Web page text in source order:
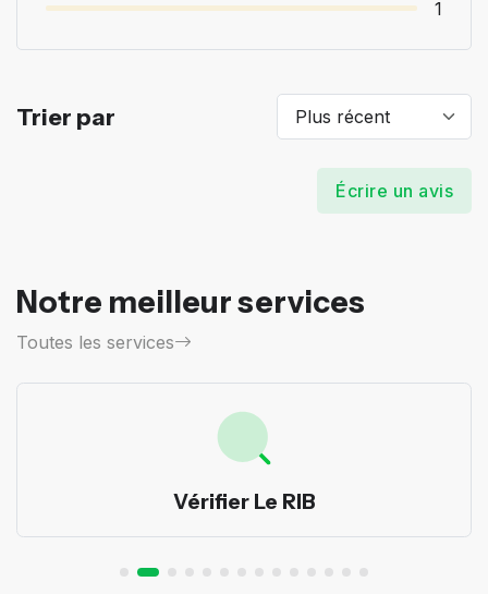
1
Trier par
Écrire un avis
Notre meilleur services
Toutes les services
Vérifier Le RIB